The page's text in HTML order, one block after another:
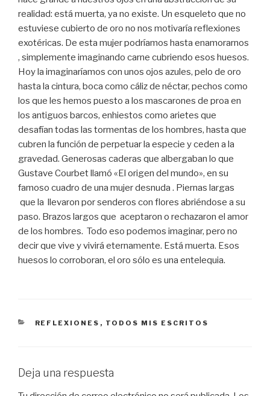
realidad: está muerta, ya no existe. Un esqueleto que no
estuviese cubierto de oro no nos motivaría reflexiones
exotéricas. De esta mujer podríamos hasta enamorarnos
, simplemente imaginando carne cubriendo esos huesos.
Hoy la imaginaríamos con unos ojos azules, pelo de oro
hasta la cintura, boca como cáliz de néctar, pechos como
los que les hemos puesto a los mascarones de proa en
los antiguos barcos, enhiestos como arietes que
desafían todas las tormentas de los hombres, hasta que
cubren la función de perpetuar la especie y ceden a la
gravedad. Generosas caderas que albergaban lo que
Gustave Courbet llamó «El origen del mundo», en su
famoso cuadro de una mujer desnuda . Piernas largas
que la llevaron por senderos con flores abriéndose a su
paso. Brazos largos que aceptaron o rechazaron el amor
de los hombres. Todo eso podemos imaginar, pero no
decir que vive y vivirá eternamente. Está muerta. Esos
huesos lo corroboran, el oro sólo es una entelequia.
CATEGORÍAS
REFLEXIONES , TODOS MIS ESCRITOS
Deja una respuesta